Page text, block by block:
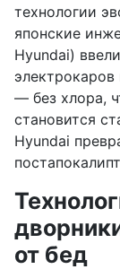
технологии
японские
Hyundai)
— без хлора,
становится
Hyundai
от бед